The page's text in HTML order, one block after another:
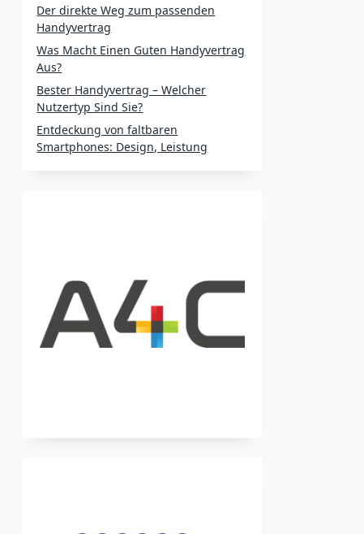
Der direkte Weg zum passenden
Handyvertrag
Was Macht Einen Guten Handyvertrag
Aus?
Bester Handyvertrag – Welcher
Nutzertyp Sind Sie?
Entdeckung von faltbaren
Smartphones: Design, Leistung